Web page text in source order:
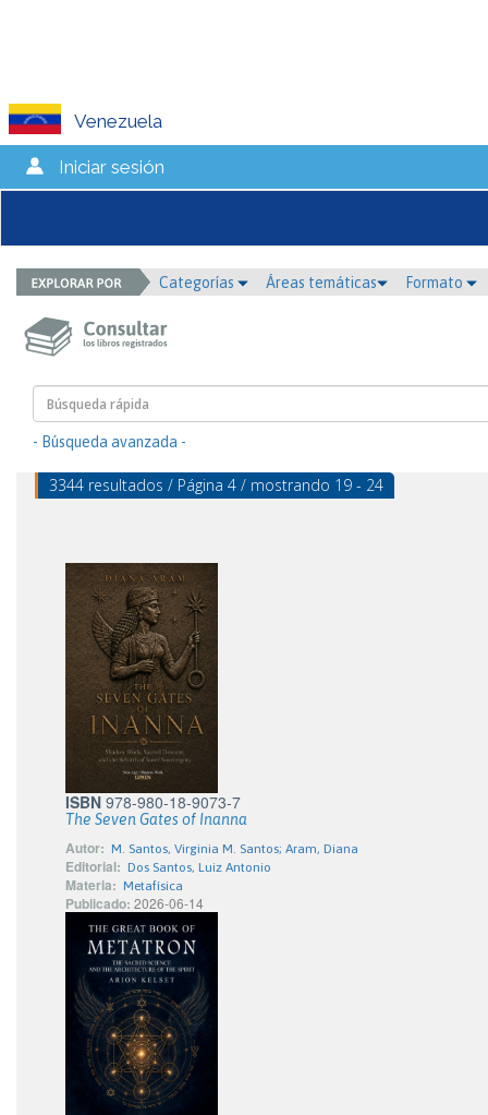
Venezuela
Iniciar sesión
Categorías Áreas temáticas Formato
- Búsqueda avanzada -
3344 resultados / Página 4 / mostrando 19 - 24
ISBN 978-980-18-9073-7
The Seven Gates of Inanna
Autor: M. Santos, Virginia M. Santos; Aram, Diana
Editorial: Dos Santos, Luiz Antonio
Materia: Metafísica
Publicado: 2026-06-14